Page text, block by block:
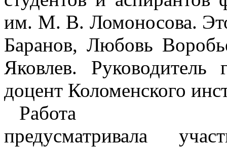
им. М. В. Ломоносова.
Баранов, Любовь
Яковлев.
доцент Коломенского
Работа
предусматривала